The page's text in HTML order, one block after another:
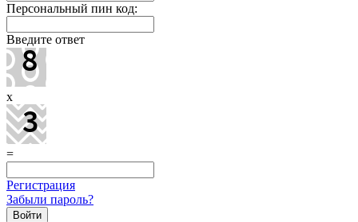
Персональный пин код:
Введите ответ
x
=
Регистрация
Забыли пароль?